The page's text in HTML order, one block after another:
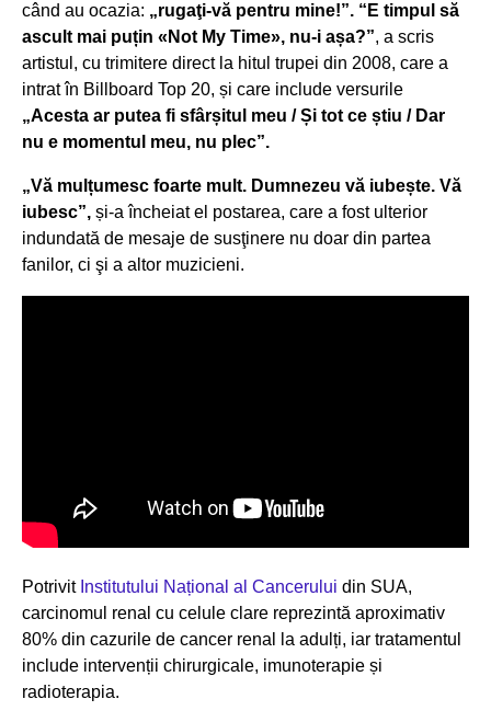
când au ocazia: „rugaţi-vă pentru mine!”. “E timpul să
ascult mai puțin «Not My Time», nu-i așa?”, a scris
artistul, cu trimitere direct la hitul trupei din 2008, care a
intrat în Billboard Top 20, și care include versurile
„Acesta ar putea fi sfârșitul meu / Și tot ce știu / Dar
nu e momentul meu, nu plec”.
„Vă mulțumesc foarte mult. Dumnezeu vă iubește. Vă
iubesc”, și-a încheiat el postarea, care a fost ulterior
indundată de mesaje de susţinere nu doar din partea
fanilor, ci şi a altor muzicieni.
Potrivit Institutului Național al Cancerului din SUA,
carcinomul renal cu celule clare reprezintă aproximativ
80% din cazurile de cancer renal la adulți, iar tratamentul
include intervenții chirurgicale, imunoterapie și
radioterapia.